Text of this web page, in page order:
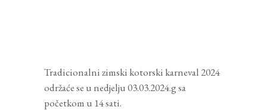
Tradicionalni zimski kotorski karneval 2024
održaće se u nedjelju 03.03.2024.g sa
početkom u 14 sati.